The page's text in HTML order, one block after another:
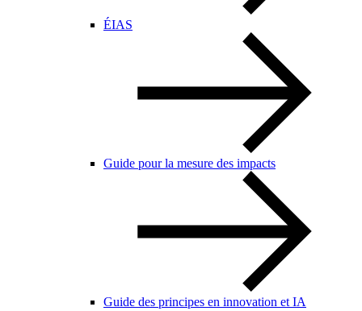
ÉIAS
Guide pour la mesure des impacts
Guide des principes en innovation et IA